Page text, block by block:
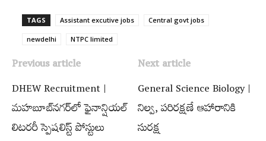
TAGS Assistant excutive jobs Central govt jobs
newdelhi NTPC limited
Previous article
DHEW Recruitment |
మహబూబ్‌నగర్‌లో ఫైనాన్షియ‌ల్
లిట‌ర‌రీ స్పెష‌లిస్ట్ పోస్టులు
Next article
General Science Biology |
నిల్వ, పరిరక్షణే ఆహారానికి
సురక్ష